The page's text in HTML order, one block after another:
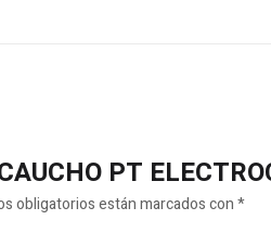
PT
obligatorios están marcados con*